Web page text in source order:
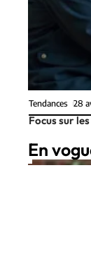
Tendances 28
Focus sur
En